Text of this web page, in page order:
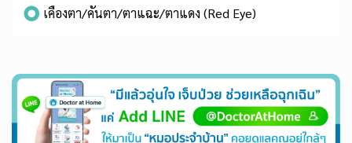
เคืองตา/คันตา/ตาแฉะ/ตาแดง (Red Eye)